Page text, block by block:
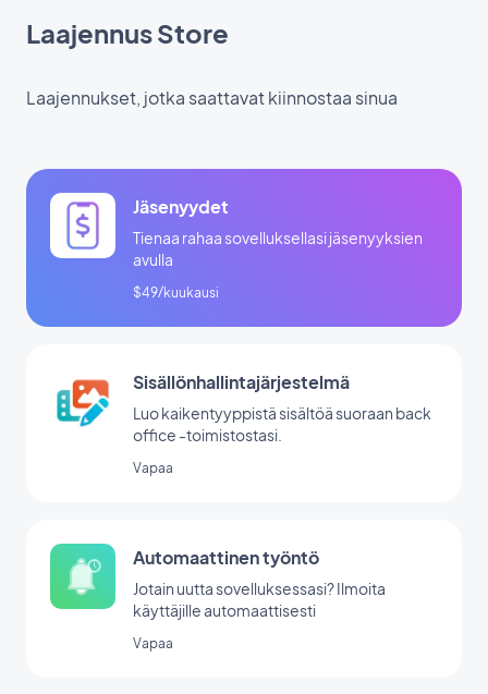
Laajennus Store
Laajennukset, jotka saattavat kiinnostaa sinua
Jäsenyydet
Tienaa rahaa sovelluksellasi jäsenyyksien
avulla
$49/kuukausi
Sisällönhallintajärjestelmä
Luo kaikentyyppistä sisältöä suoraan back
office -toimistostasi.
Vapaa
Automaattinen työntö
Jotain uutta sovelluksessasi? Ilmoita
käyttäjille automaattisesti
Vapaa